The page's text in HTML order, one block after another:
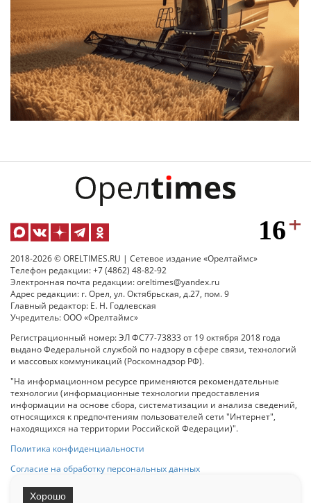
2018-2026 © ORELTIMES.RU | Сетевое издание «Орелтаймс»
Телефон редакции: +7 (4862) 48-82-92
Электронная почта редакции: oreltimes@yandex.ru
Адрес редакции: г. Орел, ул. Октябрьская, д.27, пом. 9
Главный редактор: Е. Н. Годлевская
Учредитель: ООО «Орелтаймс»
Регистрационный номер: ЭЛ ФС77-73833 от 19 октября 2018 года
выдано Федеральной службой по надзору в сфере связи, технологий
и массовых коммуникаций (Роскомнадзор РФ).
"На информационном ресурсе применяются рекомендательные
технологии (информационные технологии предоставления
информации на основе сбора, систематизации и анализа сведений,
относящихся к предпочтениям пользователей сети "Интернет",
находящихся на территории Российской Федерации)".
Политика конфиденциальности
Согласие на обработку персональных данных
Хорошо